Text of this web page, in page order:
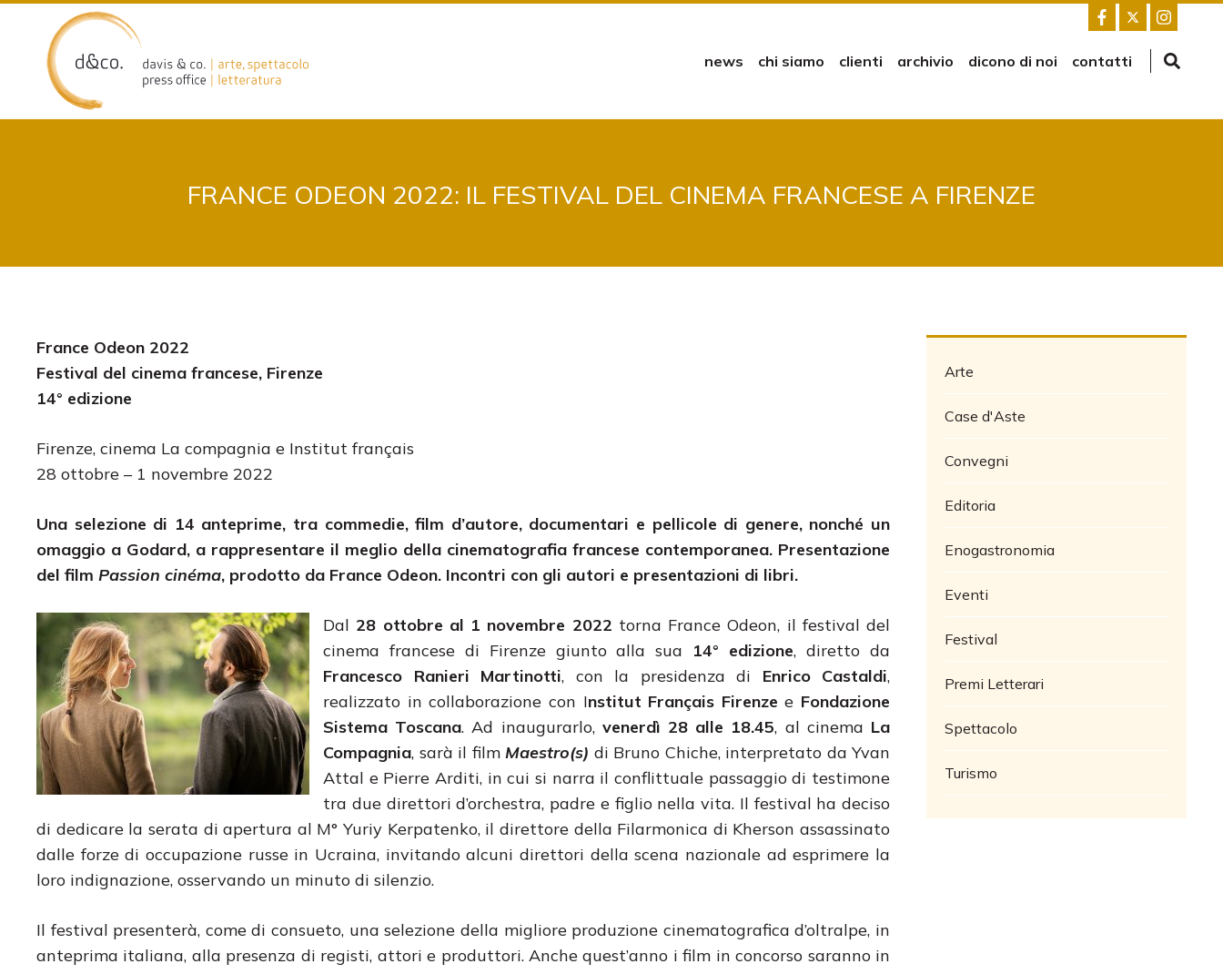
content
news chi siamo clienti archivio dicono di noi contatti
FRANCE ODEON 2022: IL FESTIVAL DEL CINEMA FRANCESE A FIRENZE
France Odeon 2022
Festival del cinema francese, Firenze
14° edizione
Firenze, cinema La compagnia e Institut français
28 ottobre – 1 novembre 2022
Una selezione di 14 anteprime, tra commedie, film d’autore, documentari e pellicole di genere, nonché un
omaggio a Godard, a rappresentare il meglio della cinematografia francese contemporanea. Presentazione
del film Passion cinéma, prodotto da France Odeon. Incontri con gli autori e presentazioni di libri.
Dal 28 ottobre al 1 novembre 2022 torna France Odeon, il festival del
cinema francese di Firenze giunto alla sua 14° edizione, diretto da
Francesco Ranieri Martinotti, con la presidenza di Enrico Castaldi,
realizzato in collaborazione con Institut Français Firenze e Fondazione
Sistema Toscana. Ad inaugurarlo, venerdì 28 alle 18.45, al cinema La
Compagnia, sarà il film Maestro(s) di Bruno Chiche, interpretato da Yvan
Attal e Pierre Arditi, in cui si narra il conflittuale passaggio di testimone
tra due direttori d’orchestra, padre e figlio nella vita. Il festival ha deciso
di dedicare la serata di apertura al M° Yuriy Kerpatenko, il direttore della Filarmonica di Kherson assassinato
dalle forze di occupazione russe in Ucraina, invitando alcuni direttori della scena nazionale ad esprimere la
loro indignazione, osservando un minuto di silenzio.
Il festival presenterà, come di consueto, una selezione della migliore produzione cinematografica d’oltralpe, in
anteprima italiana, alla presenza di registi, attori e produttori. Anche quest’anno i film in concorso saranno in
Arte
Case d'Aste
Convegni
Editoria
Enogastronomia
Eventi
Festival
Premi Letterari
Spettacolo
Turismo